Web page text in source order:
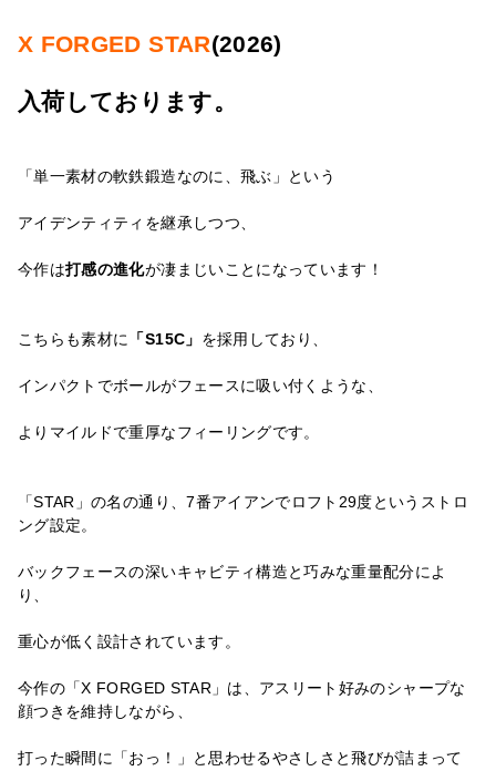
X FORGED STAR(2026)
入荷しております。
「単一素材の軟鉄鍛造なのに、飛ぶ」という
アイデンティティを継承しつつ、
今作は打感の進化が凄まじいことになっています！
こちらも素材に 「S15C」 を採用しており、
インパクトでボールがフェースに吸い付くような、
よりマイルドで重厚なフィーリングです。
「STAR」の名の通り、7番アイアンでロフト29度というストロ
ング設定。
バックフェースの深いキャビティ構造と巧みな重量配分によ
り、
重心が低く設計されています。
今作の「X FORGED STAR」は、アスリート好みのシャープな
顔つきを維持しながら、
打った瞬間に「おっ！」と思わせるやさしさと飛びが詰まって